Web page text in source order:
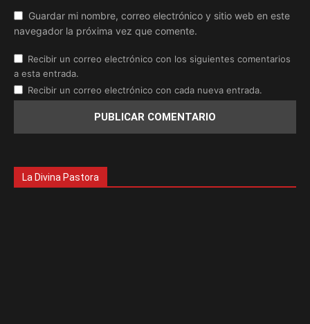
Guardar mi nombre, correo electrónico y sitio web en este
navegador la próxima vez que comente.
Recibir un correo electrónico con los siguientes comentarios
a esta entrada.
Recibir un correo electrónico con cada nueva entrada.
La Divina Pastora